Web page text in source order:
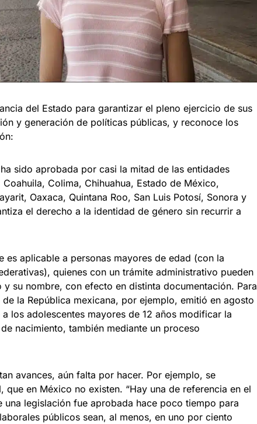
del Estado para garantizar el pleno ejercicio de sus
y generación de políticas públicas, y reconoce los
sido aprobada por casi la mitad de las entidades
Colima, Chihuahua, Estado de México,
Oaxaca, Quintana Roo, San Luis Potosí, Sonora y
el derecho a la identidad de género sin recurrir a
es aplicable a personas mayores de edad (con la
quienes con un trámite administrativo pueden
su nombre, con efecto en distinta documentación. Para
la República mexicana, por ejemplo, emitió en agosto
los adolescentes mayores de 12 años modificar la
nacimiento, también mediante un proceso
avances, aún falta por hacer. Por ejemplo, se
que en México no existen. “Hay una de referencia en el
una legislación fue aprobada hace poco tiempo para
públicos sean, al menos, en uno por ciento